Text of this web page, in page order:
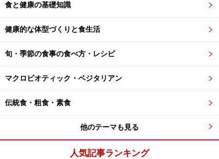
食と健康の基礎知識
健康的な体型づくりと食生活
旬・季節の食事の食べ方・レシピ
マクロビオティック・ベジタリアン
伝統食・粗食・素食
他のテーマも見る
人気記事ランキング